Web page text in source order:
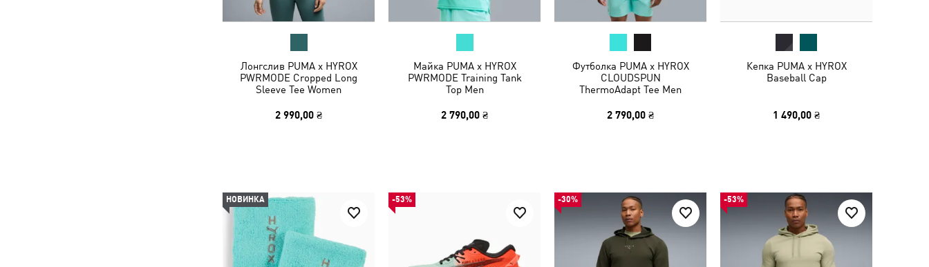
Лонгслив PUMA x HYROX
PWRMODE Cropped Long
Sleeve Tee Women
2 990,00 ₴
Майка PUMA x HYROX
PWRMODE Training Tank
Top Men
2 790,00 ₴
Футболка PUMA x HYROX
CLOUDSPUN
ThermoAdapt Tee Men
2 790,00 ₴
Кепка PUMA x HYROX
Baseball Cap
1 490,00 ₴
НОВИНКА -53% -30% -53%